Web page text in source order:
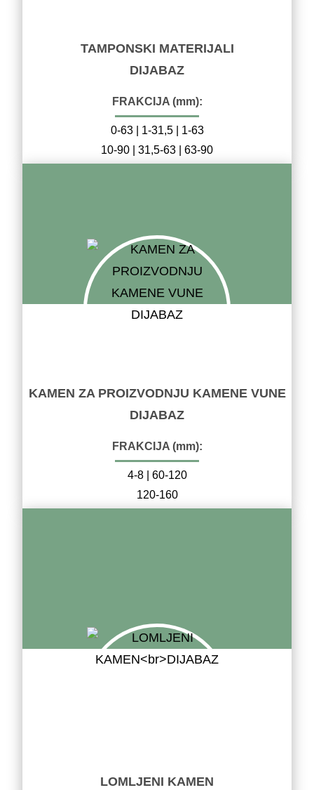
TAMPONSKI MATERIJALI
DIJABAZ
FRAKCIJA (mm):
0-63 | 1-31,5 | 1-63
10-90 | 31,5-63 | 63-90
KAMEN ZA PROIZVODNJU KAMENE VUNE
DIJABAZ
FRAKCIJA (mm):
4-8 | 60-120
120-160
LOMLJENI KAMEN